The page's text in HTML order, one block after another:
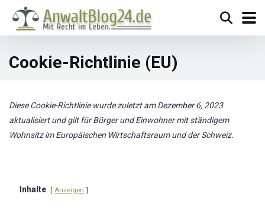
Cookie-Richtlinie (EU)
Diese Cookie-Richtlinie wurde zuletzt am Dezember 6, 2023
aktualisiert und gilt für Bürger und Einwohner mit ständigem
Wohnsitz im Europäischen Wirtschaftsraum und der Schweiz.
Inhalte Anzeigen